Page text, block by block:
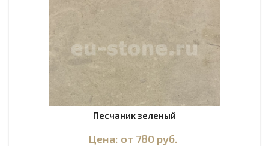
Песчаник зеленый
Цена: от 780 руб.